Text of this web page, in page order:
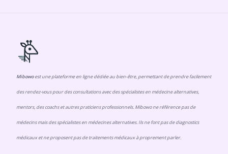
Mibowoest une plateforme en ligne dédiée au bien-être, permettant de prendre facilement
des rendez-vous pour des consultations avec des spécialistes en médecine alternatives,
mentors, des coachs et autres praticiens professionnels. Mibowo ne référence pas de
médecins mais des spécialistes en médecines alternatives. Ils ne font pas de diagnostics
médicaux et ne proposent pas de traitements médicaux à proprement parler.